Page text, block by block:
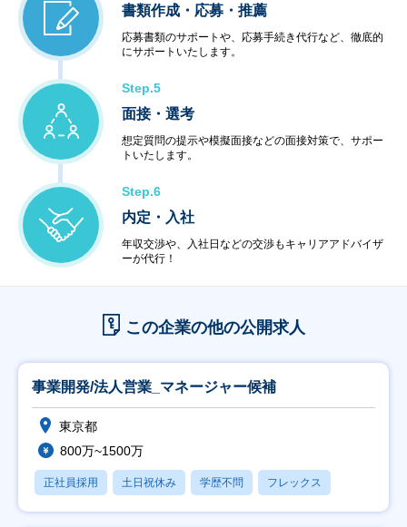
書類作成・応募・推薦
応募書類のサポートや、応募手続き代行など、徹底的
にサポートいたします。
Step.5
面接・選考
想定質問の提示や模擬面接などの面接対策で、サポー
トいたします。
Step.6
内定・入社
年収交渉や、入社日などの交渉もキャリアアドバイザ
ーが代行！
この企業の他の公開求人
事業開発/法人営業_マネージャー候補
東京都
800万~1500万
正社員採用 土日祝休み 学歴不問 フレックス